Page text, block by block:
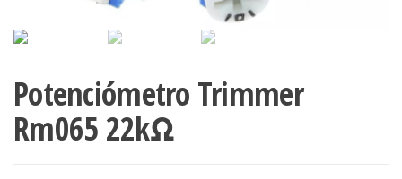
Potenciómetro Trimmer
Rm065 22kΩ